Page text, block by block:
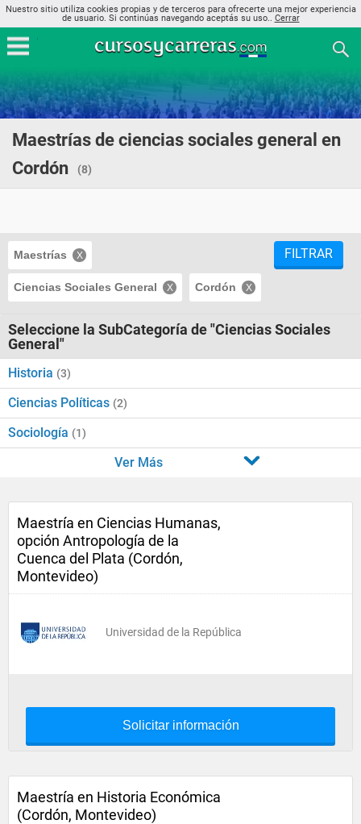
Nuestro sitio utiliza cookies propias y de terceros para ofrecerte una mejor experiencia
de usuario. Si continúas navegando aceptás su uso.. Cerrar
Maestrías de ciencias sociales general en
Cordón
(8)
Maestrías
Ciencias Sociales General Cordón
FILTRAR
Seleccione la SubCategoría de "Ciencias Sociales
General"
Historia (3)
Ciencias Políticas (2)
Sociología (1)
Ver Más
Maestría en Ciencias Humanas,
opción Antropología de la
Cuenca del Plata (Cordón,
Montevideo)
Universidad de la República
Solicitar información
Maestría en Historia Económica
(Cordón, Montevideo)